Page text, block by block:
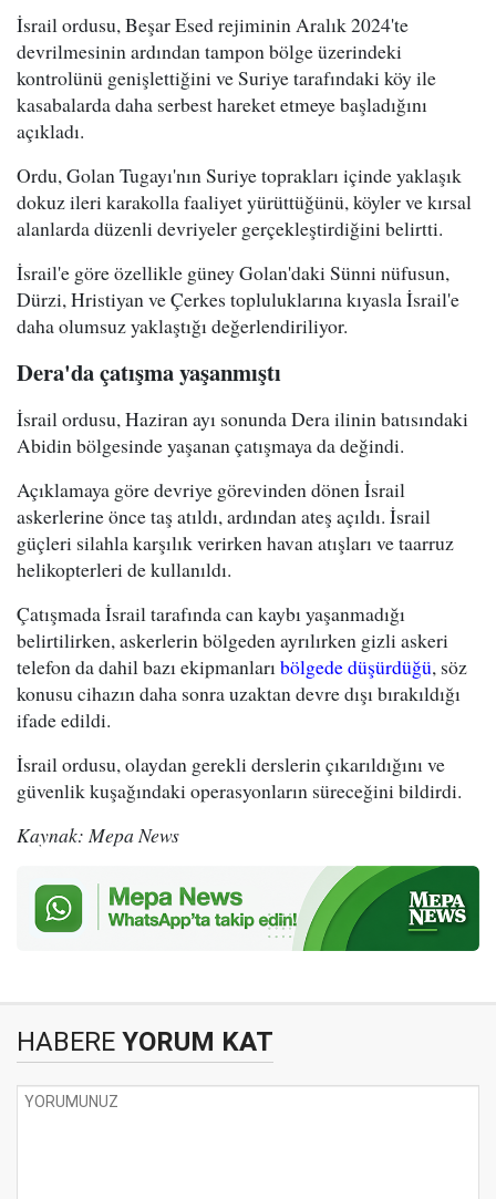
İsrail ordusu, Beşar Esed rejiminin Aralık 2024'te
devrilmesinin ardından tampon bölge üzerindeki
kontrolünü genişlettiğini ve Suriye tarafındaki köy ile
kasabalarda daha serbest hareket etmeye başladığını
açıkladı.
Ordu, Golan Tugayı'nın Suriye toprakları içinde yaklaşık
dokuz ileri karakolla faaliyet yürüttüğünü, köyler ve kırsal
alanlarda düzenli devriyeler gerçekleştirdiğini belirtti.
İsrail'e göre özellikle güney Golan'daki Sünni nüfusun,
Dürzi, Hristiyan ve Çerkes topluluklarına kıyasla İsrail'e
daha olumsuz yaklaştığı değerlendiriliyor.
Dera'da çatışma yaşanmıştı
İsrail ordusu, Haziran ayı sonunda Dera ilinin batısındaki
Abidin bölgesinde yaşanan çatışmaya da değindi.
Açıklamaya göre devriye görevinden dönen İsrail
askerlerine önce taş atıldı, ardından ateş açıldı. İsrail
güçleri silahla karşılık verirken havan atışları ve taarruz
helikopterleri de kullanıldı.
Çatışmada İsrail tarafında can kaybı yaşanmadığı
belirtilirken, askerlerin bölgeden ayrılırken gizli askeri
telefon da dahil bazı ekipmanlarıbölgede düşürdüğü, söz
konusu cihazın daha sonra uzaktan devre dışı bırakıldığı
ifade edildi.
İsrail ordusu, olaydan gerekli derslerin çıkarıldığını ve
güvenlik kuşağındaki operasyonların süreceğini bildirdi.
Kaynak: Mepa News
HABERE YORUM KAT